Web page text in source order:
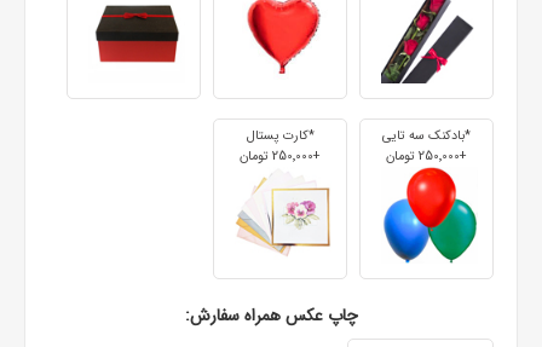
*بادکنک سه تایی
+250٬000 تومان
*کارت پستال
+250٬000 تومان
چاپ عکس همراه سفارش: